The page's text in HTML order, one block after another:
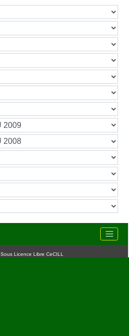
Sous Licence Libre CeCILL